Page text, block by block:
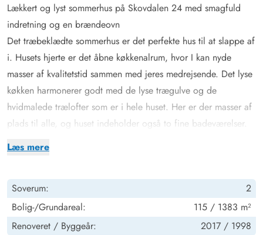
Læs mere
Lækkert og lyst sommerhus på Skovdalen 24 med smagfuld
indretning og en brændeovn
Det træbeklædte sommerhus er det perfekte hus til at slappe af
i. Husets hjerte er det åbne køkkenalrum, hvor I kan nyde
masser af kvalitetstid sammen med jeres medrejsende. Det lyse
køkken harmonerer godt med de lyse trægulve og de
hvidmalede trælofter som er i hele huset. Her er der masser af
plads til alle, og huset indeholder også to fine badeværelser.
Efter en lang dag kan I med ro læne jer tilbage i sofaen og
lige den film eller serie som I ønsker at se. For at gøre jeres
ferie så bekvem som mulig, så er sommerhuset selvfølgelig
også udstyret med både vaskemaskine, tørretumbler og
Soverum:
2
Bolig-/Grundareal:
115 / 1383 m²
Renoveret / Byggeår: 2017 / 1998